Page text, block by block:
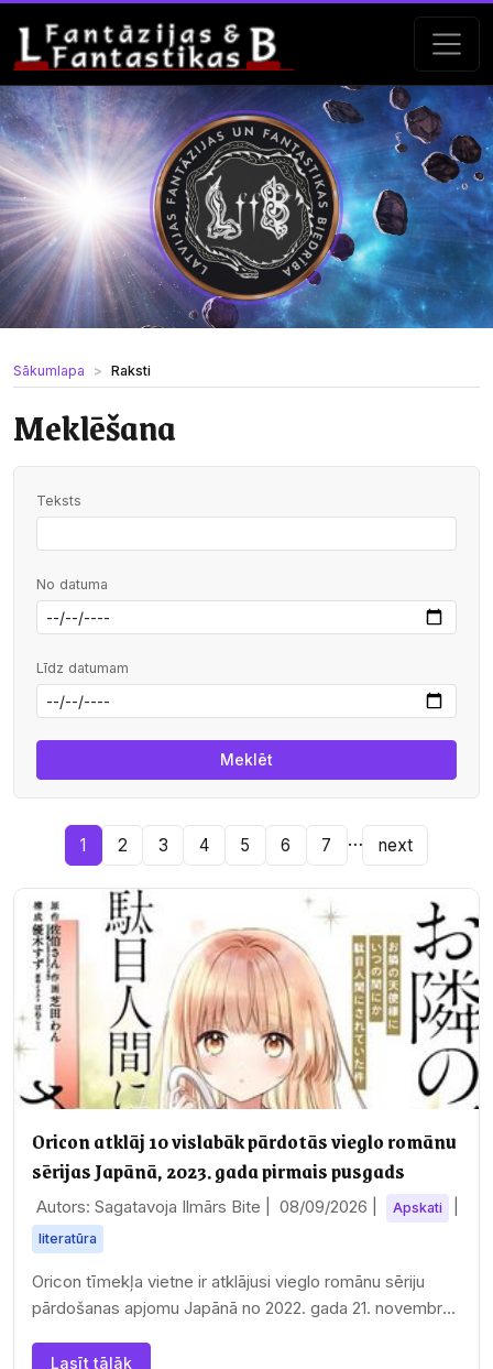
Sākumlapa Raksti
Meklēšana
Teksts
No datuma
Līdz datumam
1 2 3 4 5 6 7 … next
Oricon atklāj 10 vislabāk pārdotās vieglo romānu
sērijas Japānā, 2023. gada pirmais pusgads
Autors: Sagatavoja Ilmārs Bite | 08/09/2026 Apskati
literatūra
Oricon tīmekļa vietne ir atklājusi vieglo romānu sēriju
pārdošanas apjomu Japānā no 2022. gada 21. novembra
Lasīt tālāk